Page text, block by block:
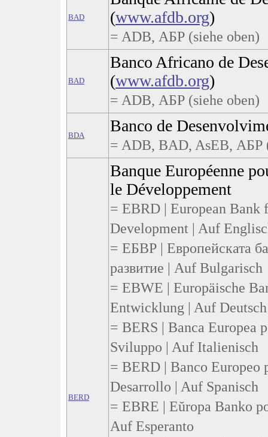
BAD
(www.afdb.org)
= ADB, АБР (siehe oben)
BAD
Banco Africano de
(www.afdb.org)
= ADB, АБР (siehe oben)
BDA
Banco de
= ADB, BAD, AsEB, АБР
BERD
Banque Européenne
le Développement
= EBRD | European Bank
Development | Auf
= ЕБВР | Европейската
развитие | Auf Bulgarisch
= EBWE | Europäische
Entwicklung | Auf Deutsch
= BERS | Banca Europea
Sviluppo | Auf Italienisch
= BERD | Banco Europeo
Desarrollo | Auf Spanisch
= EBRE | Eŭropa Banko
Auf Esperanto